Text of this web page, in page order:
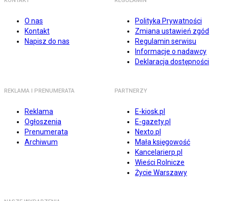
O nas
Kontakt
Napisz do nas
Polityka Prywatności
Zmiana ustawień zgód
Regulamin serwisu
Informacje o nadawcy
Deklaracja dostępności
REKLAMA I PRENUMERATA
Reklama
Ogłoszenia
Prenumerata
Archiwum
PARTNERZY
E-kiosk.pl
E-gazety.pl
Nexto.pl
Mała księgowość
Kancelarierp.pl
Wieści Rolnicze
Życie Warszawy